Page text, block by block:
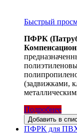
Быстрый
ПФРК
(задвижками,
Подробнее
Добавить в
ПФРК для